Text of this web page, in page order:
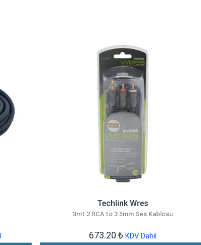
Techlink Wres
3mt 2 RCA to 3.5mm Ses Kablosu
673.20 ₺ KDV Dahil